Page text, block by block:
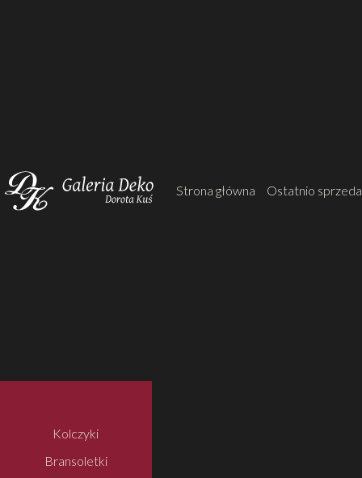
Strona główna Ostatnio
Kolczyki
Bransoletki